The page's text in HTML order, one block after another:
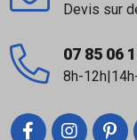
Devis sur
07 85 06
8h-